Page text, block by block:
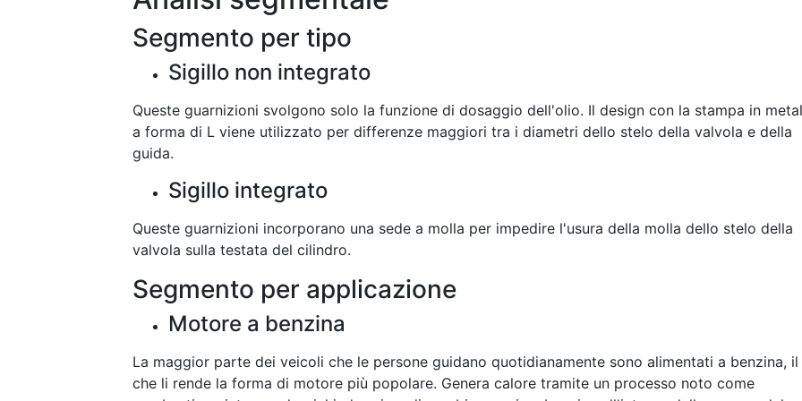
Segmento per tipo
Sigillo non integrato
Queste guarnizioni svolgono solo la funzione di dosaggio dell'olio. Il design con la stampa in
a forma di L viene utilizzato per differenze maggiori tra i diametri dello stelo della valvola e della
guida.
Sigillo integrato
Queste guarnizioni incorporano una sede a molla per impedire l'usura della molla dello stelo della
valvola sulla testata del cilindro.
Segmento per applicazione
Motore a benzina
La maggior parte dei veicoli che le persone guidano quotidianamente sono alimentati a benzina, il
che li rende la forma di motore più popolare. Genera calore tramite un processo noto come